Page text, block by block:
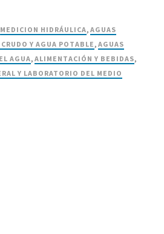
MEDICION HIDRÁULICA, AGUAS
Y AGUA POTABLE, AGUAS
AGUA, ALIMENTACIÓN Y BEBIDAS,
Y LABORATORIO DEL MEDIO